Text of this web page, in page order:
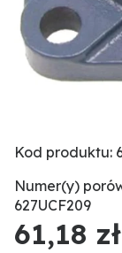
Kod produktu:
Numer(y)
627UCF209
61,18 zł